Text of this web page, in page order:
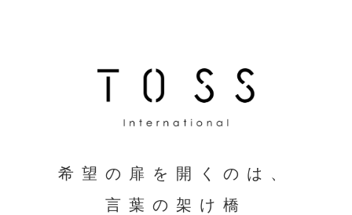
希望の扉を開くのは、
言葉の架け橋